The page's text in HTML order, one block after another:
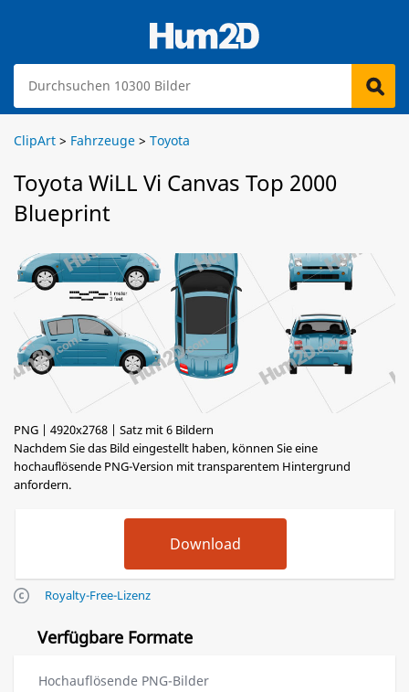
ClipArt > Fahrzeuge > Toyota
Toyota WiLL Vi Canvas Top 2000
Blueprint
PNG | 4920x2768 | Satz mit 6 Bildern
Nachdem Sie das Bild eingestellt haben, können Sie eine
hochauflösende PNG-Version mit transparentem Hintergrund
anfordern.
Royalty-Free-Lizenz
Verfügbare Formate
Hochauflösende PNG-Bilder